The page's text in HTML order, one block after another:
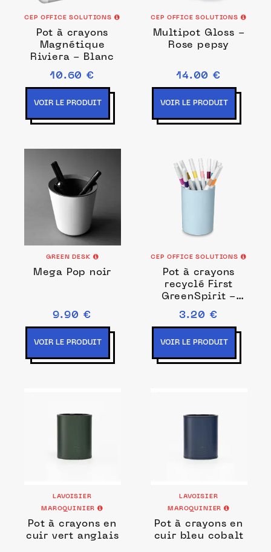
CEP OFFICE SOLUTIONS
Pot à crayons
Magnétique
Riviera - Blanc
10.60 €
VOIR LE PRODUIT
CEP OFFICE SOLUTIONS
Multipot Gloss -
Rose pepsy
14.00 €
VOIR LE PRODUIT
GREEN DESK
Mega Pop noir
9.90 €
VOIR LE PRODUIT
CEP OFFICE SOLUTIONS
Pot à crayons
recyclé First
GreenSpirit -
Bleu pâle
3.20 €
VOIR LE PRODUIT
LAVOISIER
MAROQUINIER
Pot à crayons en
cuir vert anglais
LAVOISIER
MAROQUINIER
Pot à crayons en
cuir bleu cobalt